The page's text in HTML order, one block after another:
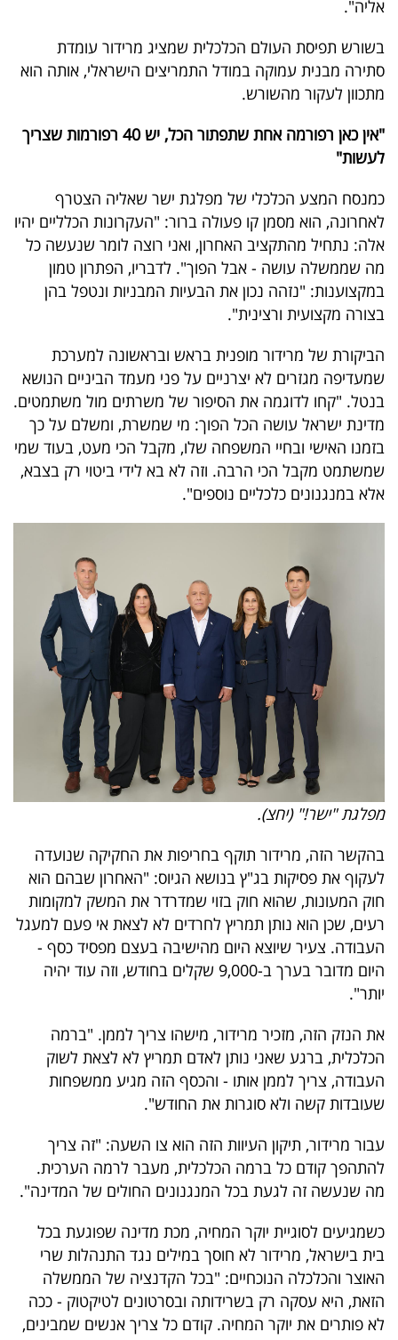
אליה".
בשורש תפיסת העולם הכלכלית שמציג מרידור עומדת
סתירה מבנית עמוקה במודל התמריצים הישראלי, אותה הוא
מתכוון לעקור מהשורש.
"אין כאן רפורמה אחת שתפתור הכל, יש 40 רפורמות שצריך
לעשות"
כמנסח המצע הכלכלי של מפלגת ישר שאליה הצטרף
לאחרונה, הוא מסמן קו פעולה ברור: "העקרונות הכלליים יהיו
אלה: נתחיל מהתקציב האחרון, ואני רוצה לומר שנעשה כל
מה שממשלה עושה - אבל הפוך". לדבריו, הפתרון טמון
במקצוענות: "נזהה נכון את הבעיות המבניות ונטפל בהן
בצורה מקצועית ורצינית".
הביקורת של מרידור מופנית בראש ובראשונה למערכת
שמעדיפה מגזרים לא יצרניים על פני מעמד הביניים הנושא
בנטל. "קחו לדוגמה את הסיפור של משרתים מול משתמטים.
מדינת ישראל עושה הכל הפוך: מי שמשרת, ומשלם על כך
בזמנו האישי ובחיי המשפחה שלו, מקבל הכי מעט, בעוד שמי
שמשתמט מקבל הכי הרבה. וזה לא בא לידי ביטוי רק בצבא,
אלא במנגנונים כלכליים נוספים".
מפלגת "ישר!" (יחצ).
בהקשר הזה, מרידור תוקף בחריפות את החקיקה שנועדה
לעקוף את פסיקות בג"ץ בנושא הגיוס: "האחרון שבהם הוא
חוק המעונות, שהוא חוק בזוי שמדרדר את המשק למקומות
רעים, שכן הוא נותן תמריץ לחרדים לא לצאת אי פעם למעגל
העבודה. צעיר שיוצא היום מהישיבה בעצם מפסיד כסף -
היום מדובר בערך ב-9,000 שקלים בחודש, וזה עוד יהיה
יותר".
את הנזק הזה, מזכיר מרידור, מישהו צריך לממן. "ברמה
הכלכלית, ברגע שאני נותן לאדם תמריץ לא לצאת לשוק
העבודה, צריך לממן אותו - והכסף הזה מגיע ממשפחות
שעובדות קשה ולא סוגרות את החודש".
עבור מרידור, תיקון העיוות הזה הוא צו השעה: "זה צריך
להתהפך קודם כל ברמה הכלכלית, מעבר לרמה הערכית.
מה שנעשה זה לגעת בכל המנגנונים החולים של המדינה".
כשמגיעים לסוגיית יוקר המחיה, מכת מדינה שפוגעת בכל
בית בישראל, מרידור לא חוסך במילים נגד התנהלות שרי
האוצר והכלכלה הנוכחיים: "בכל הקדנציה של הממשלה
הזאת, היא עסקה רק בשרידותה ובסרטונים לטיקטוק - ככה
לא פותרים את יוקר המחיה. קודם כל צריך אנשים שמבינים,